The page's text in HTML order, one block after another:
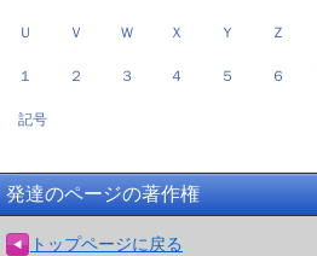
Ｕ Ｖ Ｗ Ｘ Ｙ Ｚ
１ ２ ３ ４ ５ ６
記号
発達のページの著作権
トップページに戻る